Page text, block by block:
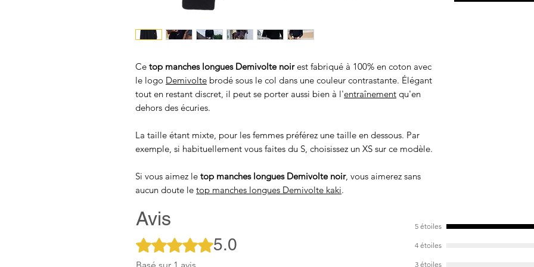
Ce top manches longues Demivolte noirest fabriqué à 100% en coton avec
le logo Demivolte brodé sous le col dans une couleur contrastante. Élégant
tout en restant discret, il peut se porter aussi bien à l'entraînement qu'en
dehors des écuries.
La taille étant mixte, pour les femmes préférez une taille en dessous. Par
exemple, si habituellement vous faites du S, choisissez un XS sur ce modèle.
Si vous aimez le top manches longues Demivolte noir, vous aimerez sans
aucun doute le top manches longues Demivolte kaki.
Avis
Noté 5 sur 5. 5.0
5 étoiles
4 étoiles
3 étoiles